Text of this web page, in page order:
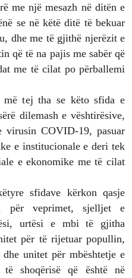
me një mesazh në ditën e
se në këtë ditë të bekuar
dhe me të gjithë njerëzit e
që të na pajis me sabër që
me të cilat po përballemi
tej tha se këto sfida e
dilemash e vështirësive,
COVID-19, pasuar
e institucionale e deri tek
e ekonomike me të cilat
sfidave kërkon qasje
për veprimet, sjelljet e
urtësi e mbi të gjitha
për të rijetuar popullin,
unitet për mbështetje e
shoqërisë që është në